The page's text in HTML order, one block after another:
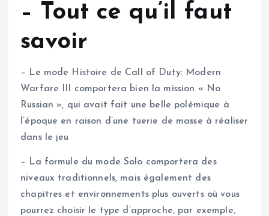
– Tout ce qu’il faut
savoir
– Le mode Histoire de Call of Duty: Modern
Warfare III comportera bien la mission « No
Russian », qui avait fait une belle polémique à
l’époque en raison d’une tuerie de masse à réaliser
dans le jeu
– La formule du mode Solo comportera des
niveaux traditionnels, mais également des
chapitres et environnements plus ouverts où vous
pourrez choisir le type d’approche, par exemple,